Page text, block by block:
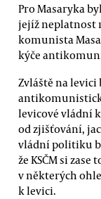
Pro Masaryka
jejíž neplatnost
komunista
kýče
Zvláště na
levicové vládní
od zjišťování,
vládní politiku
že KSČM si
v některých
k levici.